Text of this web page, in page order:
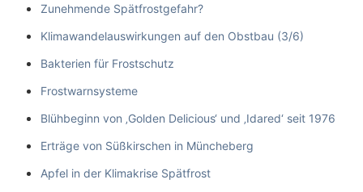
Zunehmende Spätfrostgefahr?
Klimawandelauswirkungen auf den Obstbau (3/6)
Bakterien für Frostschutz
Frostwarnsysteme
Blühbeginn von ‚Golden Delicious‘ und ‚Idared‘ seit 1976
Erträge von Süßkirschen in Müncheberg
Apfel in der Klimakrise Spätfrost